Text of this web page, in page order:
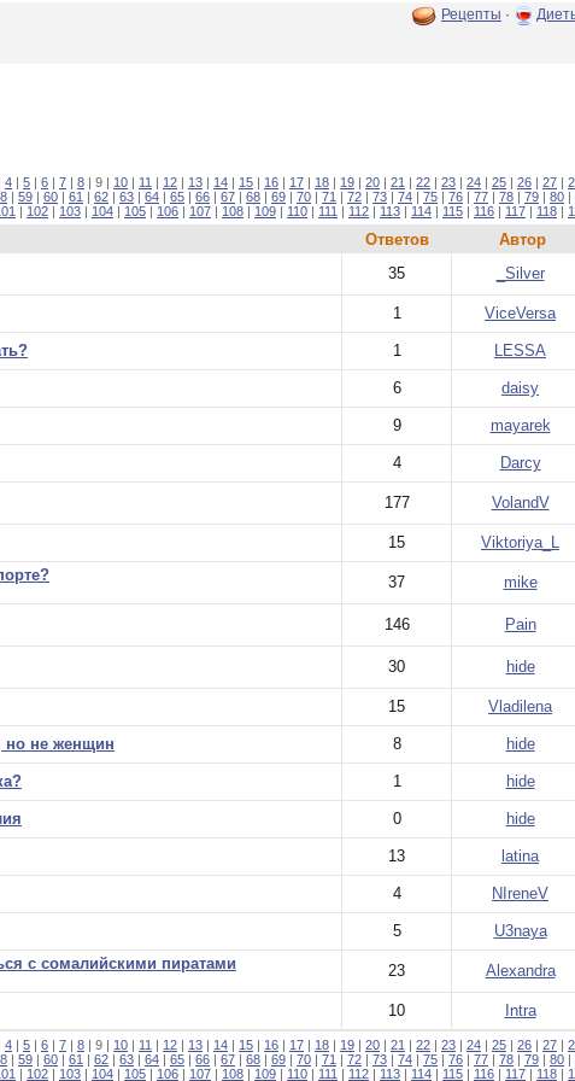
Рецепты ·
4 | 5 | 6 | 7 | 8 | 9 | 10 | 11 | 12 | 13 | 14 | 15 | 16 | 17 | 18 | 19 | 20 | 21 | 22 | 23 | 24 | 25 | 26 | 27 |
| 59 | 60 | 61 | 62 | 63 | 64 | 65 | 66 | 67 | 68 | 69 | 70 | 71 | 72 | 73 | 74 | 75 | 76 | 77 | 78 | 79 | 80 |
| 102 | 103 | 104 | 105 | 106 | 107 | 108 | 109 | 110 | 111 | 112 | 113 | 114 | 115 | 116 | 117 | 118 |
Ответов Автор
35 _Silver
1 ViceVersa
1 LESSA
6 daisy
9 mayarek
4 Darcy
177 VolandV
15 Viktoriya_L
37 mike
146 Pain
30 hide
15 Vladilena
но не женщин 8 hide
1 hide
0 hide
13 latina
4 NIreneV
5 U3naya
с сомалийскими пиратами 23 Alexandra
10 Intra
4 | 5 | 6 | 7 | 8 | 9 | 10 | 11 | 12 | 13 | 14 | 15 | 16 | 17 | 18 | 19 | 20 | 21 | 22 | 23 | 24 | 25 | 26 | 27 |
| 59 | 60 | 61 | 62 | 63 | 64 | 65 | 66 | 67 | 68 | 69 | 70 | 71 | 72 | 73 | 74 | 75 | 76 | 77 | 78 | 79 | 80 |
| 102 | 103 | 104 | 105 | 106 | 107 | 108 | 109 | 110 | 111 | 112 | 113 | 114 | 115 | 116 | 117 | 118 |